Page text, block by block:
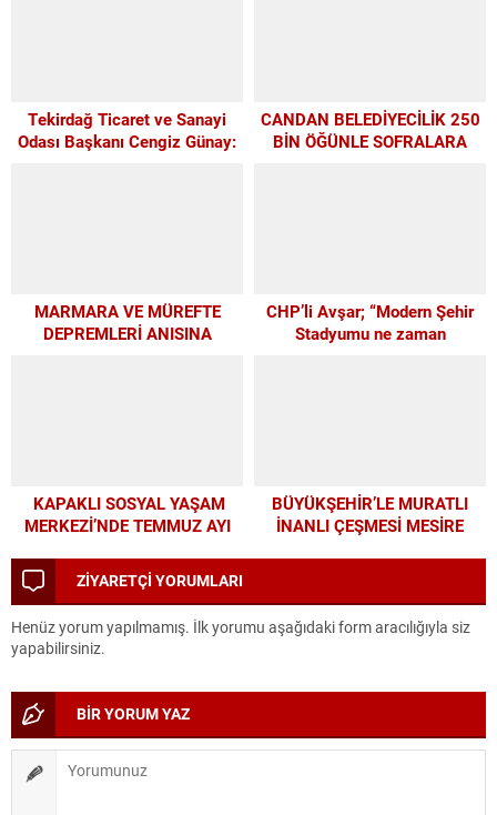
Tekirdağ Ticaret ve Sanayi
Odası Başkanı Cengiz Günay:
CANDAN BELEDİYECİLİK 250
BİN ÖĞÜNLE SOFRALARA
MARMARA VE MÜREFTE
DEPREMLERİ ANISINA
CHP’li Avşar; “Modern Şehir
Stadyumu ne zaman
KAPAKLI SOSYAL YAŞAM
MERKEZİ’NDE TEMMUZ AYI
GÖRDÜ
BÜYÜKŞEHİR’LE MURATLI
İNANLI ÇEŞMESİ MESİRE
ZİYARETÇİ YORUMLARI
Henüz yorum yapılmamış. İlk yorumu aşağıdaki form aracılığıyla siz
yapabilirsiniz.
BİR YORUM YAZ